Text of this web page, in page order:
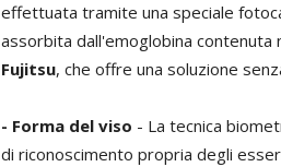
effettuata tramite una speciale
assorbita dall'emoglobina contenuta
Fujitsu, che offre una soluzione
- Forma del viso - La tecnica
di riconoscimento propria degli